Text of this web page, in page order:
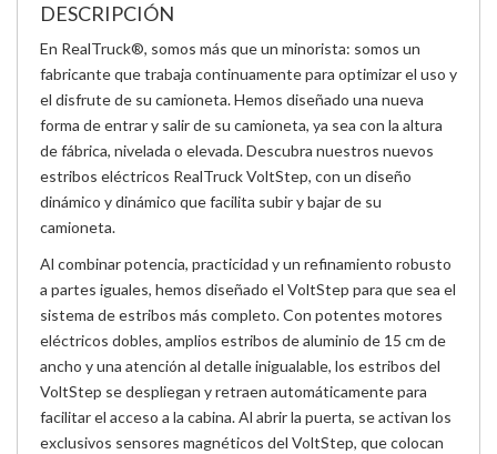
DESCRIPCIÓN
En RealTruck®, somos más que un minorista: somos un
fabricante que trabaja continuamente para optimizar el uso y
el disfrute de su camioneta. Hemos diseñado una nueva
forma de entrar y salir de su camioneta, ya sea con la altura
de fábrica, nivelada o elevada. Descubra nuestros nuevos
estribos eléctricos RealTruck VoltStep, con un diseño
dinámico y dinámico que facilita subir y bajar de su
camioneta.
Al combinar potencia, practicidad y un refinamiento robusto
a partes iguales, hemos diseñado el VoltStep para que sea el
sistema de estribos más completo. Con potentes motores
eléctricos dobles, amplios estribos de aluminio de 15 cm de
ancho y una atención al detalle inigualable, los estribos del
VoltStep se despliegan y retraen automáticamente para
facilitar el acceso a la cabina. Al abrir la puerta, se activan los
exclusivos sensores magnéticos del VoltStep, que colocan